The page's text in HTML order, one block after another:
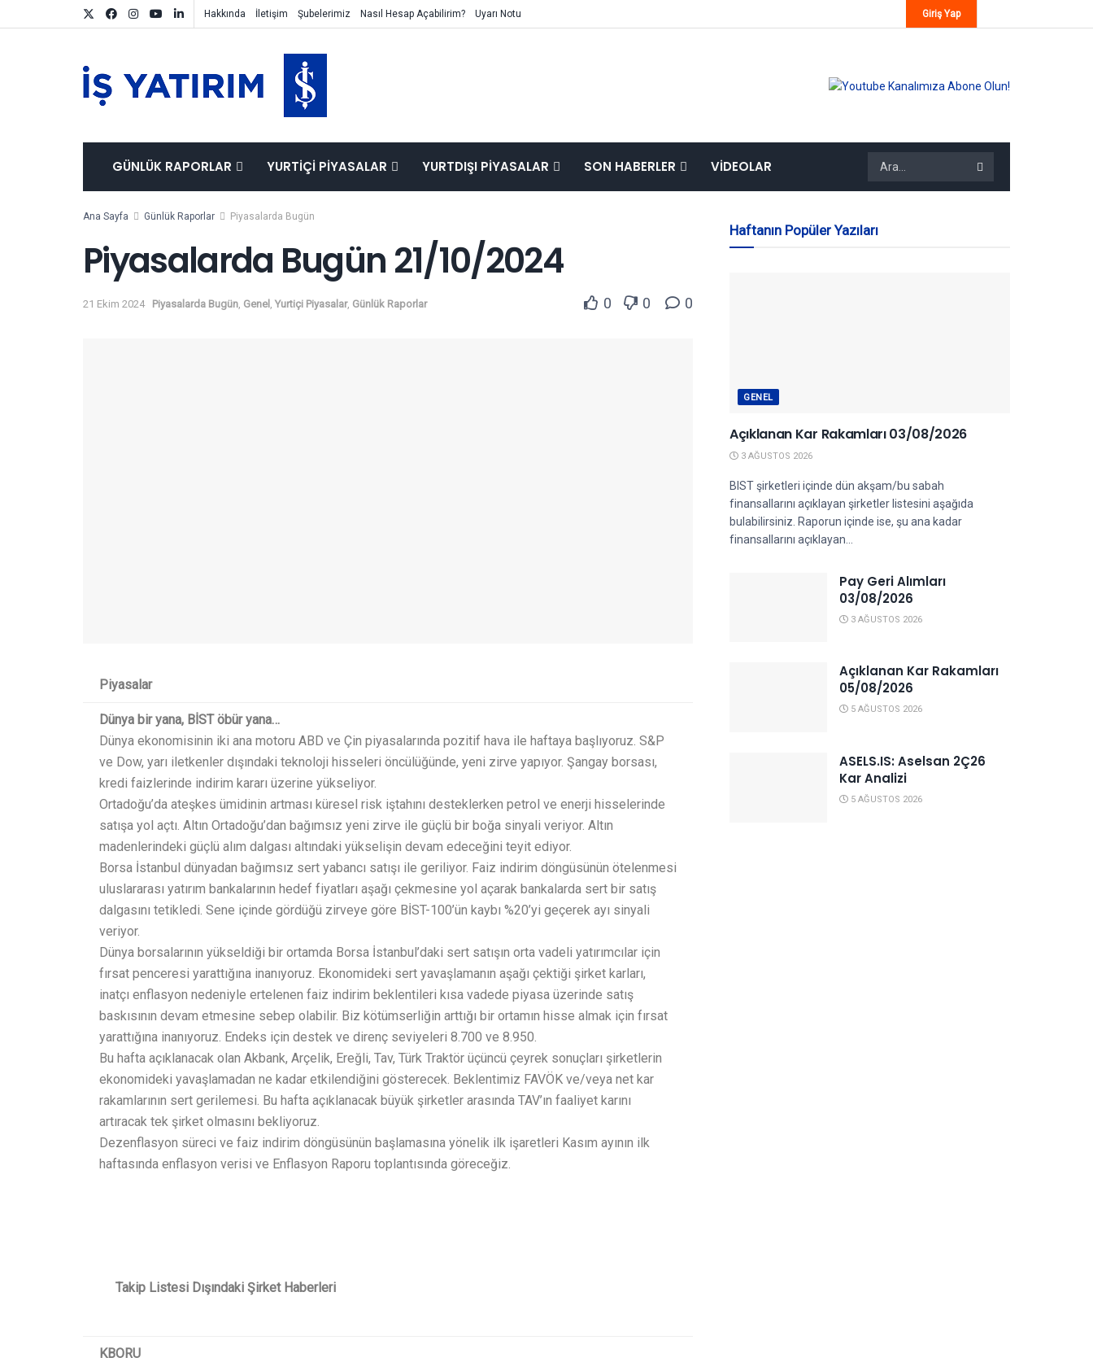
Hakkında İletişim Şubelerimiz Nasıl Hesap Açabilirim? Uyarı Notu Giriş Yap
GÜNLÜK RAPORLAR YURTIÇI PIYASALAR YURTDIŞI PIYASALAR SON HABERLER VIDEOLAR
Ana Sayfa Günlük Raporlar Piyasalarda Bugün
Piyasalarda Bugün 21/10/2024
21 Ekim 2024 Piyasalarda Bugün Genel Yurtiçi Piyasalar, Günlük Raporlar 0 0 0
Piyasalar
Dünya bir yana, BİST öbür yana…
Dünya ekonomisinin iki ana motoru ABD ve Çin piyasalarında pozitif hava ile haftaya başlıyoruz. S&P
ve Dow, yarı iletkenler dışındaki teknoloji hisseleri öncülüğünde, yeni zirve yapıyor. Şangay borsası,
kredi faizlerinde indirim kararı üzerine yükseliyor.
Ortadoğu’da ateşkes ümidinin artması küresel risk iştahını desteklerken petrol ve enerji hisselerinde
satışa yol açtı. Altın Ortadoğu’dan bağımsız yeni zirve ile güçlü bir boğa sinyali veriyor. Altın
madenlerindeki güçlü alım dalgası altındaki yükselişin devam edeceğini teyit ediyor.
Borsa İstanbul dünyadan bağımsız sert yabancı satışı ile geriliyor. Faiz indirim döngüsünün ötelenmesi
uluslararası yatırım bankalarının hedef fiyatları aşağı çekmesine yol açarak bankalarda sert bir satış
dalgasını tetikledi. Sene içinde gördüğü zirveye göre BİST-100’ün kaybı %20’yi geçerek ayı sinyali
veriyor.
Dünya borsalarının yükseldiği bir ortamda Borsa İstanbul’daki sert satışın orta vadeli yatırımcılar için
fırsat penceresi yarattığına inanıyoruz. Ekonomideki sert yavaşlamanın aşağı çektiği şirket karları,
inatçı enflasyon nedeniyle ertelenen faiz indirim beklentileri kısa vadede piyasa üzerinde satış
baskısının devam etmesine sebep olabilir. Biz kötümserliğin arttığı bir ortamın hisse almak için fırsat
yarattığına inanıyoruz. Endeks için destek ve direnç seviyeleri 8.700 ve 8.950.
Bu hafta açıklanacak olan Akbank, Arçelik, Ereğli, Tav, Türk Traktör üçüncü çeyrek sonuçları şirketlerin
ekonomideki yavaşlamadan ne kadar etkilendiğini gösterecek. Beklentimiz FAVÖK ve/veya net kar
rakamlarının sert gerilemesi. Bu hafta açıklanacak büyük şirketler arasında TAV’ın faaliyet karını
artıracak tek şirket olmasını bekliyoruz.
Dezenflasyon süreci ve faiz indirim döngüsünün başlamasına yönelik ilk işaretleri Kasım ayının ilk
haftasında enflasyon verisi ve Enflasyon Raporu toplantısında göreceğiz.
Takip Listesi Dışındaki Şirket Haberleri
KBORU
Haftanın Popüler Yazıları
GENEL
Açıklanan Kar Rakamları 03/08/2026
3 AĞUSTOS 2026
BIST şirketleri içinde dün akşam/bu sabah
finansallarını açıklayan şirketler listesini aşağıda
bulabilirsiniz. Raporun içinde ise, şu ana kadar
finansallarını açıklayan...
Pay Geri Alımları
03/08/2026
3 AĞUSTOS 2026
Açıklanan Kar Rakamları
05/08/2026
5 AĞUSTOS 2026
ASELS.IS: Aselsan 2Ç26
Kar Analizi
5 AĞUSTOS 2026